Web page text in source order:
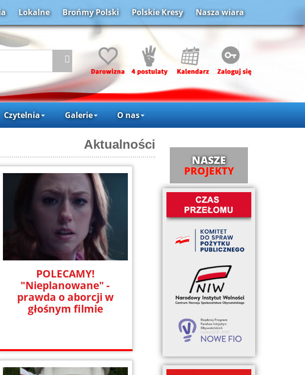
Lokalne Brońmy Polski Polskie Kresy Nasza wiara
Czytelnia Galerie O nas
Aktualności
POLECAMY!
"Nieplanowane" -
prawda o aborcji w
głośnym filmie
NASZE
PROJEKTY